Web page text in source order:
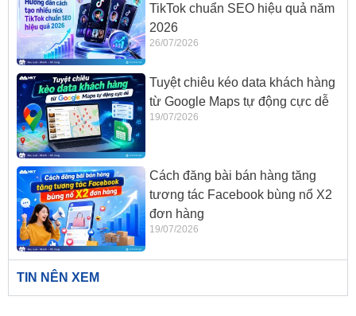
TikTok chuẩn SEO hiệu quả năm
2026
26/07/2026
Tuyệt chiêu kéo data khách hàng
từ Google Maps tự động cực dễ
19/07/2026
Cách đăng bài bán hàng tăng
tương tác Facebook bùng nổ X2
đơn hàng
19/07/2026
TIN NÊN XEM